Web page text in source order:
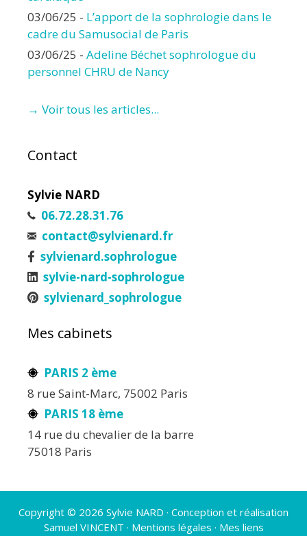
03/06/25 - L’apport de la sophrologie dans le
cadre du Samusocial de Paris
03/06/25 - Adeline Béchet sophrologue du
personnel CHRU de Nancy
→ Voir tous les articles...
Contact
Sylvie NARD
06.72.28.31.76
contact@sylvienard.fr
sylvienard.sophrologue
sylvie-nard-sophrologue
sylvienard_sophrologue
Mes cabinets
PARIS 2 ème
8 rue Saint-Marc, 75002 Paris
PARIS 18 ème
14 rue du chevalier de la barre
75018 Paris
Copyright © 2026 Sylvie NARD · Conception et réalisation
Samuel VINCENT · Mentions légales · Mes liens